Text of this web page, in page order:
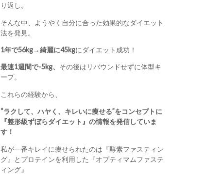
り返し。
そんな中、ようやく自分に合った効果的なダイエット
法を発見。
1年で56kg→綺麗に45kgにダイエット成功！
最速1週間で-5kg、 その後はリバウンドせずに体型キ
ープ。
これらの経験から、
“ラクして、ハヤく、キレいに痩せる”をコンセプトに
『整形級ずぼらダイエット』の情報を発信していま
す！
私が一番キレイに痩せられたのは『酵素ファスティン
グ』とプロテインを利用した『オプティマムファステ
ィング』